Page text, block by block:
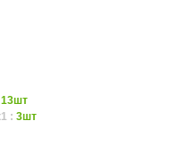
13шт
:3шт